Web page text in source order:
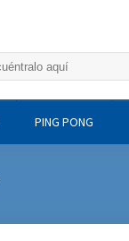
PING PONG